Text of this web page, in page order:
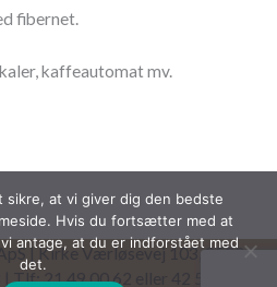
fibernet.
kaffeautomat mv.
| Kirke Værløsevej 103, 3500
Tlf: 21 49 00 62 eller 42 51 22 76
sikre, at vi giver dig den bedste
Hvis du fortsætter med at
antage, at du er indforstået med
det.